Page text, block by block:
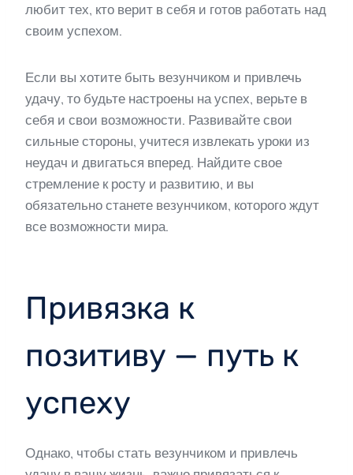
любит тех, кто верит в себя и готов работать над
своим успехом.
Если вы хотите быть везунчиком и привлечь
удачу, то будьте настроены на успех, верьте в
себя и свои возможности. Развивайте свои
сильные стороны, учитеся извлекать уроки из
неудач и двигаться вперед. Найдите свое
стремление к росту и развитию, и вы
обязательно станете везунчиком, которого ждут
все возможности мира.
Привязка к
позитиву — путь к
успеху
Однако, чтобы стать везунчиком и привлечь